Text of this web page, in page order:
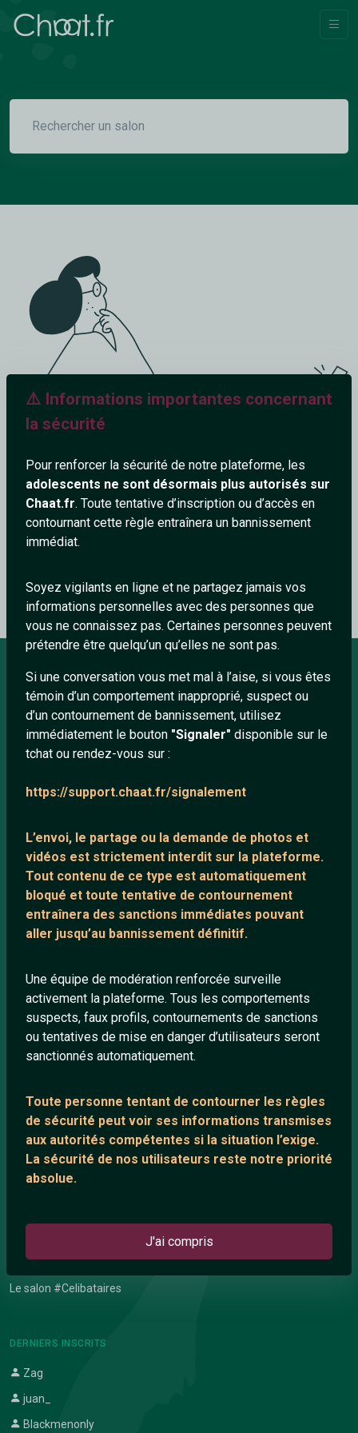
⚠️ Informations importantes concernant
la sécurité
Pour renforcer la sécurité de notre plateforme, les
adolescents ne sont désormais plus autorisés sur
Chaat.fr. Toute tentative d’inscription ou d’accès en
contournant cette règle entraînera un bannissement
immédiat.
Soyez vigilants en ligne et ne partagez jamais vos
informations personnelles avec des personnes que
vous ne connaissez pas. Certaines personnes peuvent
prétendre être quelqu’un qu’elles ne sont pas.
Si une conversation vous met mal à l’aise, si vous êtes
témoin d’un comportement inapproprié, suspect ou
d’un contournement de bannissement, utilisez
immédiatement le bouton "Signaler" disponible sur le
tchat ou rendez-vous sur :
https://support.chaat.fr/signalement
L’envoi, le partage ou la demande de photos et
vidéos est strictement interdit sur la plateforme.
Tout contenu de ce type est automatiquement
bloqué et toute tentative de contournement
entraînera des sanctions immédiates pouvant
aller jusqu’au bannissement définitif.
Une équipe de modération renforcée surveille
activement la plateforme. Tous les comportements
suspects, faux profils, contournements de sanctions
ou tentatives de mise en danger d’utilisateurs seront
sanctionnés automatiquement.
Toute personne tentant de contourner les règles
de sécurité peut voir ses informations transmises
aux autorités compétentes si la situation l’exige.
La sécurité de nos utilisateurs reste notre priorité
absolue.
J'ai compris
Ce salon n'existe pas
À PROPOS
Conditions générales
À propos
LIENS UTILES
Protection mineurs
Blog
Salons de discussion
Communauté
Playlists YouTube
Nous contacter
Network IRC
Support IRC
ARTICLES RÉCENTS
Témoignage de nathanaelle
Le salon #Celibataires
DERNIERS INSCRITS
Zag
juan_
Blackmenonly